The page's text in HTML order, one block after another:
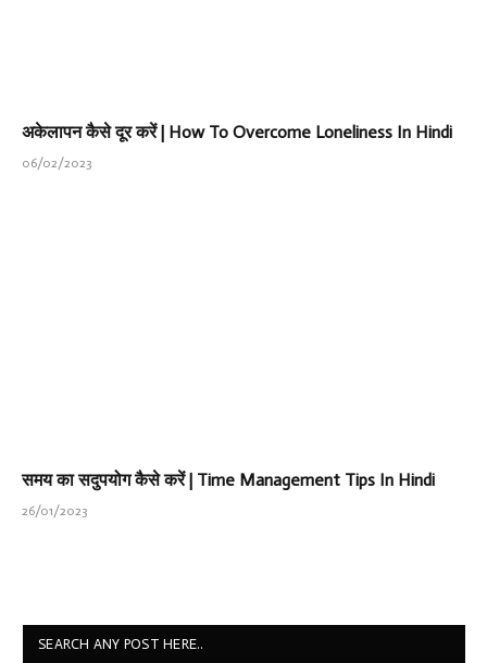
अकेलापन कैसे दूर करें | How To Overcome Loneliness In Hindi
06/02/2023
समय का सदुपयोग कैसे करें | Time Management Tips In Hindi
26/01/2023
SEARCH ANY POST HERE..